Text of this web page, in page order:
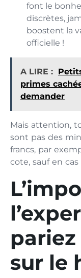
font le
discrètes,
boostent la
officielle !
A LIRE :
primes
demander
Mais attention,
sont pas des
francs, par
cote, sauf en
sur le